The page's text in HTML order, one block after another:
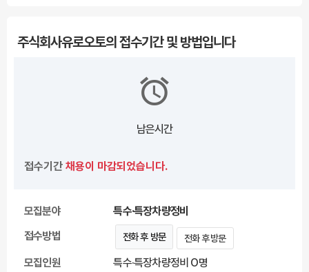
주식회사유로오토의 접수기간 및 방법입니다
남은시간
접수기간 채용이 마감되었습니다.
모집분야
특수·특장차량정비
접수방법
전화 후 방문 전화 후 방문
모집인원 특수·특장차량정비 O명